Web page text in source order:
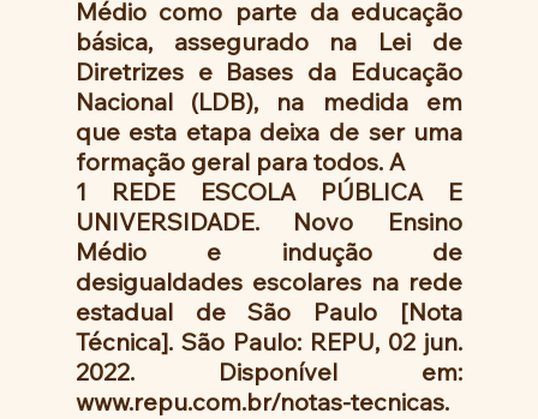
Médio como parte da educação
básica, assegurado na Lei de
Diretrizes e Bases da Educação
Nacional (LDB), na medida em
que esta etapa deixa de ser uma
formação geral para todos. A
1 REDE ESCOLA PÚBLICA E
UNIVERSIDADE. Novo Ensino
Médio e indução de
desigualdades escolares na rede
estadual de São Paulo [Nota
Técnica]. São Paulo: REPU, 02 jun.
2022. Disponível em:
www.repu.com.br/notas-tecnicas.